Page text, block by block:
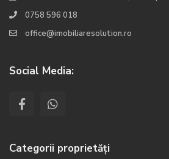
0758 596 018
office@imobiliaresolution.ro
Social Media:
Categorii proprietăți